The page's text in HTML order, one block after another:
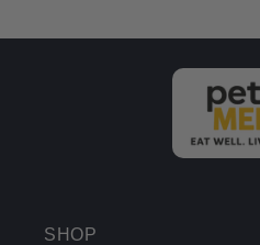
SHOP